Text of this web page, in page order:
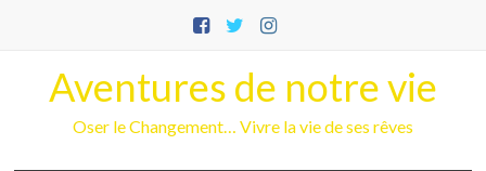
Aventures de notre vie
Oser le Changement… Vivre la vie de ses rêves